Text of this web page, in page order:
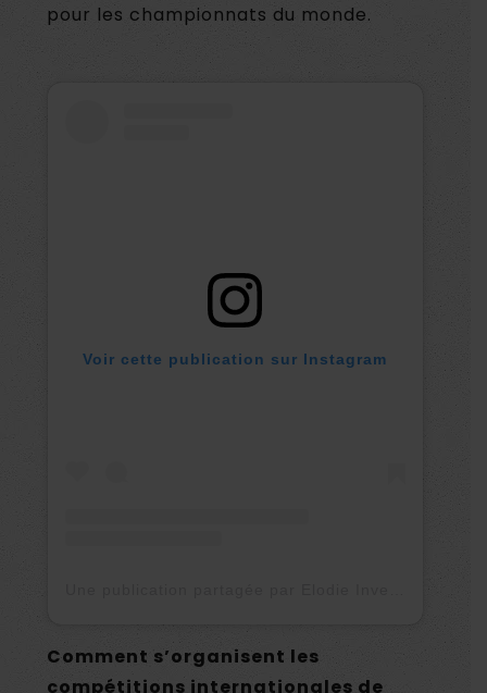
pour les championnats du monde.
Voir cette publication sur Instagram
Comment s’organisent les
compétitions internationales de